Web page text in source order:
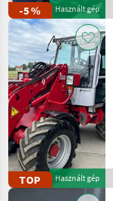
-5 % Használt gép
TOP Használt gép